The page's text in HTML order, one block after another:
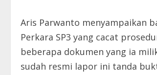
Aris Parwanto menyampaikan
Perkara SP3 yang cacat
beberapa dokumen yang ia
sudah resmi lapor ini tanda